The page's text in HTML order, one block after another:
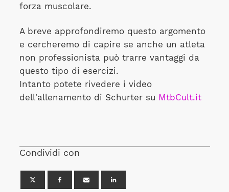
forza muscolare.
A breve approfondiremo questo argomento
e cercheremo di capire se anche un atleta
non professionista può trarre vantaggi da
questo tipo di esercizi.
Intanto potete rivedere i video
dell'allenamento di Schurter su MtbCult.it
Condividi con